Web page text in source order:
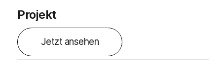
Projekt
Jetzt ansehen